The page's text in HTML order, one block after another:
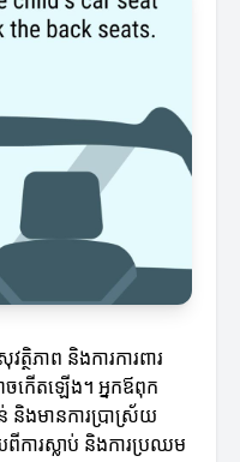
ត្ថិភាព និងការការពារ
កើតឡើង។ អ្នកឪពុក
និងមានការប្រាស្រ័យ
ពីការស្លាប់ និងការប្រឈម